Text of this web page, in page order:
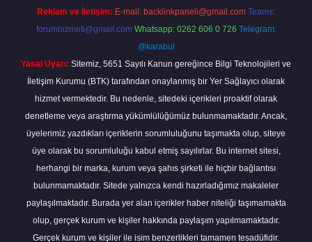
Reklam ve İletişim: E-mail: backlinkpaneli@gmail.com Teams:
forumhizmeti@gmail.com Whatsapp: 0262 606 0 726 Telegram:
@karabul
Yasal Uyarı: Sitemiz, 5651 Sayılı Kanun gereğince Bilgi Teknolojileri ve
İletişim Kurumu (BTK) tarafından onaylanmış bir Yer Sağlayıcı olarak
hizmet vermektedir. Bu nedenle, sitedeki içerikleri proaktif olarak
denetleme veya araştırma yükümlülüğümüz bulunmamaktadır. Ancak,
üyelerimiz yazdıkları içeriklerin sorumluluğunu taşımakta olup, siteye
üye olarak bu sorumluluğu kabul etmiş sayılırlar. Bu internet sitesi,
herhangi bir marka, kurum veya şahıs şirketi ile hiçbir bağlantısı
bulunmamaktadır. Sitede yalnızca kendi hazırladığımız makaleler
paylaşılmaktadır. Burada yer alan içerikler haber niteliği taşımamakta
olup, gerçek kurum ve kişiler hakkında paylaşım yapılmamaktadır.
Gerçek kurum ve kişiler ile isim benzerlikleri tamamen tesadüfidir.